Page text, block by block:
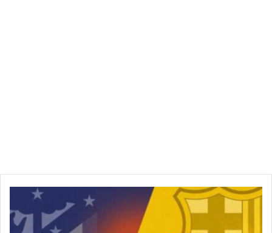
موعد
والقنوات
لمباراة